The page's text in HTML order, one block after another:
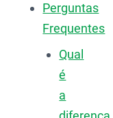
Perguntas
Frequentes
Qual
é
a